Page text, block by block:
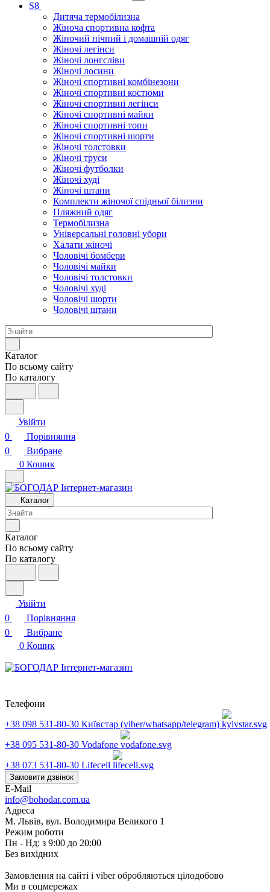
S8
Дитяча термобілизна
Жіноча спортивна кофта
Жіночий нічний і домашній одяг
Жіночі легінси
Жіночі лонгсліви
Жіночі лосини
Жіночі спортивні комбінезони
Жіночі спортивні костюми
Жіночі спортивні легінси
Жіночі спортивні майки
Жіночі спортивні топи
Жіночі спортивні шорти
Жіночі толстовки
Жіночі труси
Жіночі футболки
Жіночі худі
Жіночі штани
Комплекти жіночої спідньої білизни
Пляжний одяг
Термобілизна
Універсальні головні убори
Халати жіночі
Чоловічі бомбери
Чоловічі майки
Чоловічі толстовки
Чоловічі худі
Чоловічі шорти
Чоловічі штани
Каталог
По всьому сайту
По каталогу
Увійти
0
Порівняння
0
Вибране
0 Кошик
Каталог
Каталог
По всьому сайту
По каталогу
Увійти
0
Порівняння
0
Вибране
0 Кошик
Телефони
+38 098 531-80-30 Київстар (viber/whatsapp/telegram)
+38 095 531-80-30 Vodafone
+38 073 531-80-30 Lifecell
Замовити дзвінок
E-Mail
info@bohodar.com.ua
Адреса
М. Львів, вул. Володимира Великого 1
Режим роботи
Пн - Нд: з 9:00 до 20:00
Без вихідних
Замовлення на сайті і viber обробляються цілодобово
Ми в соцмережах